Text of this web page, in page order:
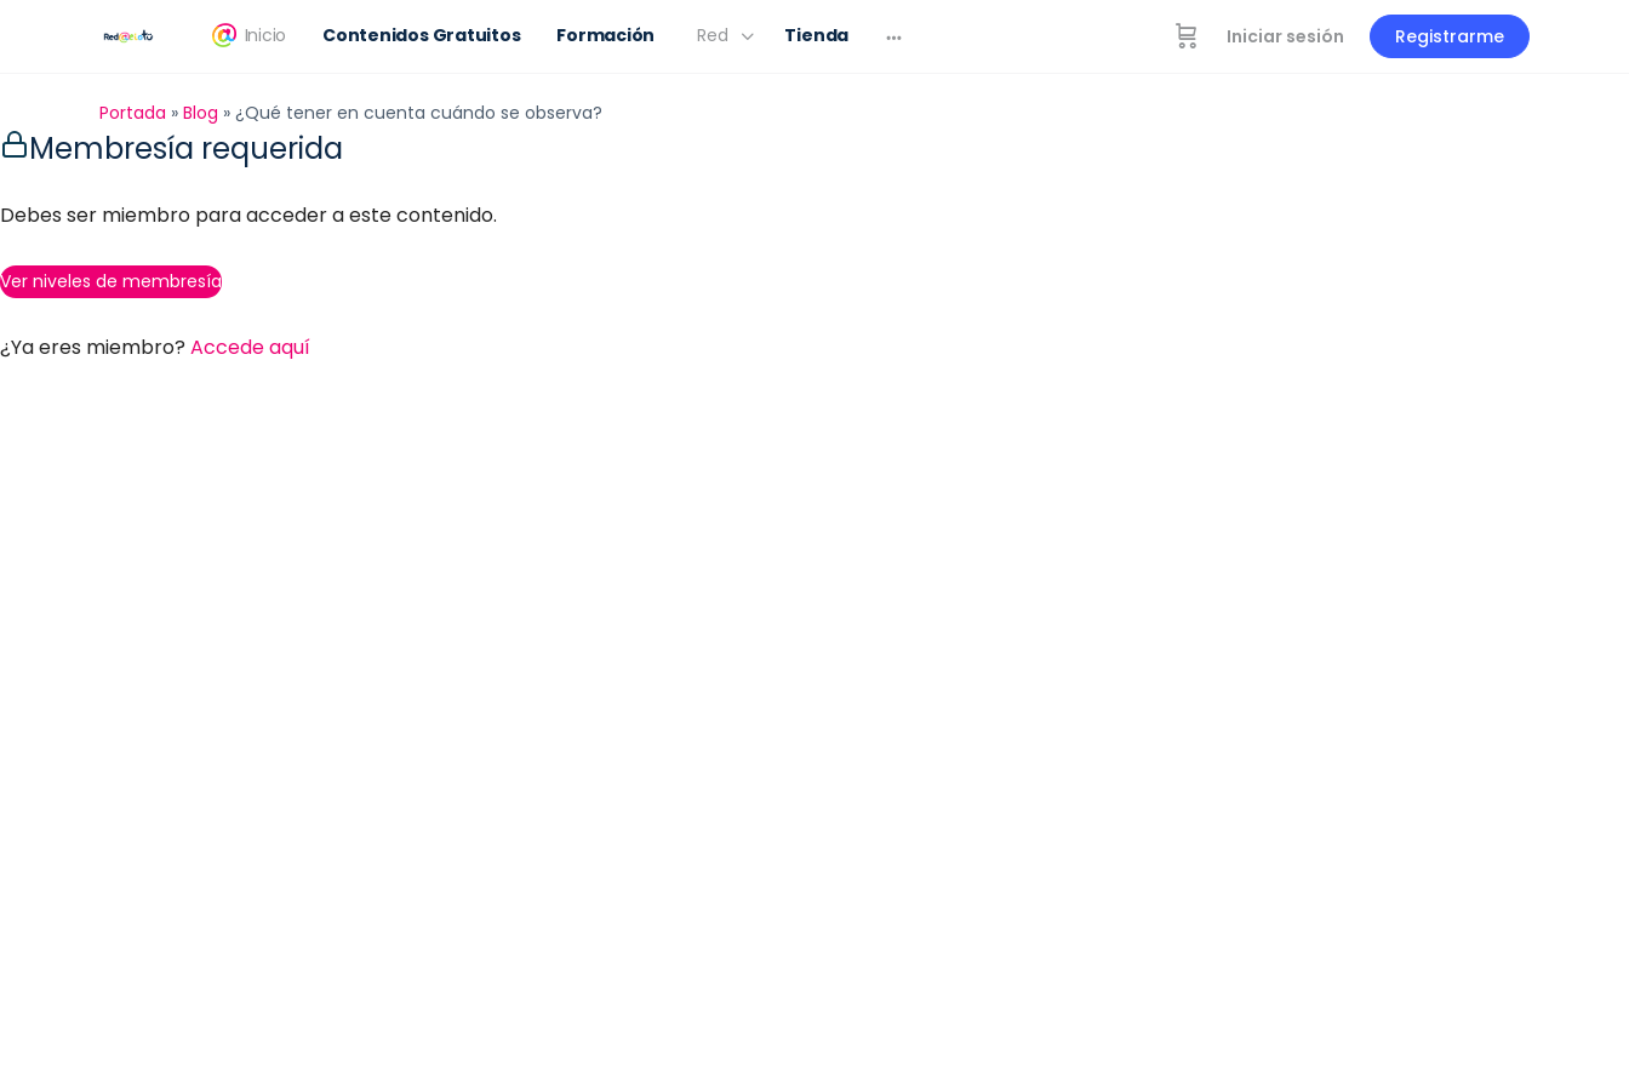
Inicio Contenidos Gratuitos Formación Red Tienda Iniciar sesión Registrarme
Portada » Blog » ¿Qué tener en cuenta cuándo se observa?
Membresía requerida
Debes ser miembro para acceder a este contenido.
Ver niveles de membresía
¿Ya eres miembro? Accede aquí